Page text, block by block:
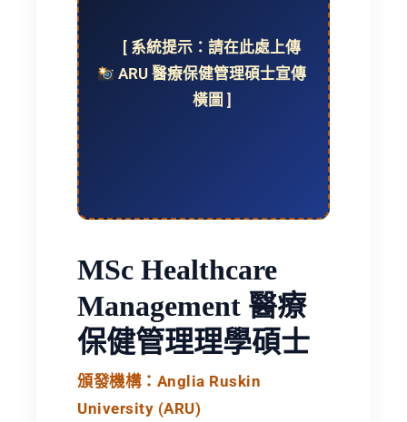
[ 系統提示：請在此處上傳
ARU 醫療保健管理碩士宣傳
橫圖 ]
MSc Healthcare
Management 醫療
保健管理理學碩士
頒發機構：Anglia Ruskin
University (ARU)